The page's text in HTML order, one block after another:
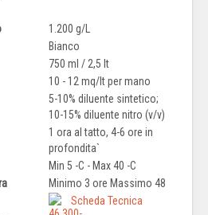
1.200 g/L
Bianco
750 ml / 2,5 lt
10 - 12 mq/lt per mano
5-10% diluente sintetico;
10-15% diluente nitro (v/v)
1 ora al tatto, 4-6 ore in
profondita`
Min 5 -C - Max 40 -C
Minimo 3 ore Massimo 48
Scheda Tecnica